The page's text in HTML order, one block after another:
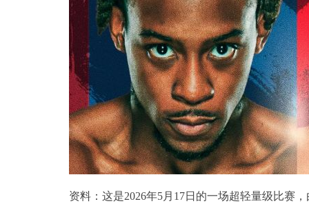
资料：这是2026年5月 17日的一场超轻量级比赛，